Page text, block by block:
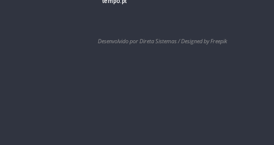
Desenvolvido por Direta Sistemas /Designed by Freepik